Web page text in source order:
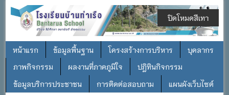
หน้าแรก ข้อมูลพื้นฐาน โครงสร้างการบริหาร
บุคลากร
ภาพกิจกรรม
ผลงานที่ภาคภูมิใจ
ปฎิทินกิจกรรม
ข้อมูลบริการประชาชน
การติดต่อสอบถาม แผนผังเว็บไซต์
ปิดโหมดสีเทา